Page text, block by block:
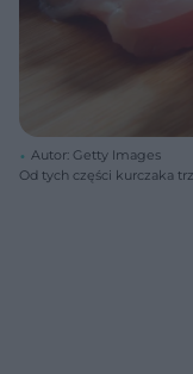
Autor: Getty Images
Od tych części kurczaka